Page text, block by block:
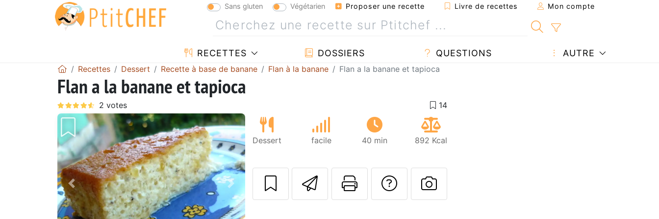
Sans gluten Végétarien Proposer une recette Livre de recettes Mon compte
RECETTES DOSSIERS QUESTIONS AUTRE
Recettes Dessert Recette à base de banane Flan à la banane Flan a la banane et tapioca
Flan a la banane et tapioca
Précédent Suivant
Dessert facile 40 min 892 Kcal
Envoyer cette recette à un ami
Imprimer cette page
Poser une question à l'auteur
Publier votre photo de cette